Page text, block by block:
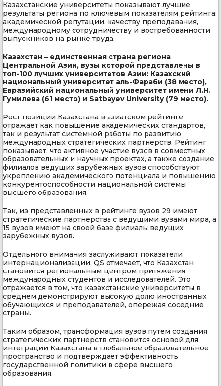
Казахстанские университеты показывают лучшие
результаты региона по ключевым показателям рейтинга:
академической репутации, качеству преподавания,
международному сотрудничеству и востребованности
выпускников на рынке труда.
Казахстан – единственная страна региона
Центральной Азии, вузы которой представлены в
топ-100 лучших университетов Азии: Казахский
национальный университет аль-Фараби (38 место),
Евразийский национальный университет имени Л.Н.
Гумилева (61 место) и Satbayev University (79 место).
Рост позиции Казахстана в азиатском рейтинге
отражает как повышение академических стандартов,
так и результат системной работы по развитию
международных стратегических партнерств. Рейтинг
показывает, что активное участие вузов в совместных
образовательных и научных проектах, а также создание
филиалов ведущих зарубежных вузов способствуют
укреплению академического потенциала и повышению
конкурентоспособности национальной системы
высшего образования.
Так, из представленных в рейтинге вузов 29 имеют
стратегические партнерства с ведущими вузами мира, а
15 вузов имеют на своей базе филиалы ведущих
зарубежных вузов.
Отдельного внимания заслуживают показатели
интернационализации. QS отмечает, что Казахстан
становится региональным центром притяжения
международных студентов и исследователей. Это
отражается в том, что казахстанские университеты в
среднем демонстрируют высокую долю иностранных
обучающихся и преподавателей, опережая соседние
страны.
Таким образом, трансформация вузов путем создания
стратегических партнерств становится основой для
интеграции Казахстана в глобальное образовательное
пространство и подтверждает эффективность
государственной политики в сфере высшего
образования.